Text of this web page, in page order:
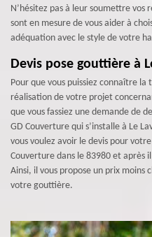
N’hésitez pas à leur soumettre vos
sont en mesure de vous aider à
adéquation avec le style de votre
Devis pose gouttière à
Pour que vous puissiez connaître
réalisation de votre projet
que vous fassiez une demande de
GD Couverture qui s’installe à Le
vous voulez avoir le devis pour
Couverture dans le 83980 et après
Ainsi, il vous propose un prix moins
votre gouttière.